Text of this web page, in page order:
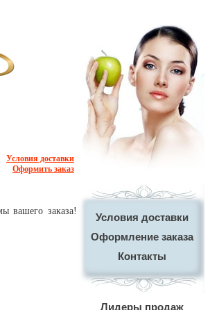
Условия доставки
Оформить заказ
вашего заказа!
Условия доставки
Оформление заказа
Контакты
Лидеры продаж